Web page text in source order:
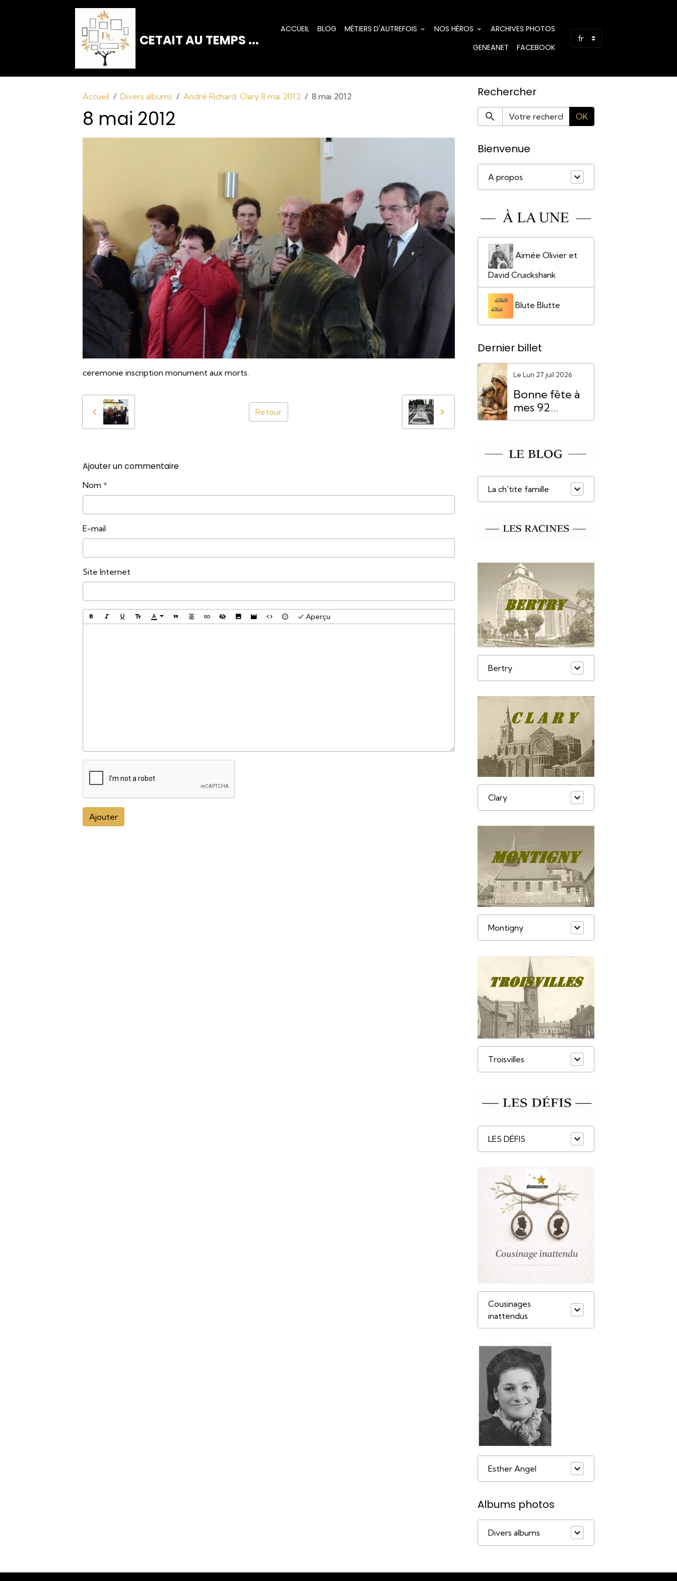
CETAIT AU TEMPS ...
ACCUEIL BLOG MÉTIERS D'AUTREFOIS NOS HÉROS
ARCHIVES PHOTOS
GENEANET
FACEBOOK
Accueil Divers albums André Richard. Clary 8 mai 2012 8 mai 2012
8 mai 2012
ceremonie inscription monument aux morts.
Retour
Ajouter un commentaire
Nom
E-mail
Site Internet
Aperçu
Ajouter
Rechercher
OK
Bienvenue
A propos
Aimée Olivier et
David Cruickshank
Blute Blutte
Dernier billet
Le Lun 27 juil 2026
Bonne fête à
mes 92
"Mamie
La ch'tite famille
Bertry
Clary
Montigny
Troisvilles
LES DÉFIS
Cousinages
inattendus
Esther Angel
Albums photos
Divers albums